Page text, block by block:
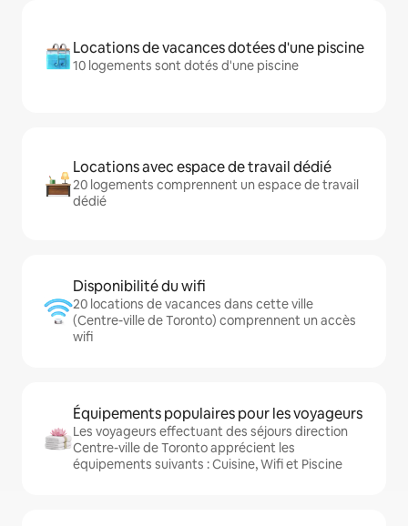
Locations de vacances dotées d'une piscine
10 logements sont dotés d'une piscine
Locations avec espace de travail dédié
20 logements comprennent un espace de travail
dédié
Disponibilité du wifi
20 locations de vacances dans cette ville
(Centre-ville de Toronto) comprennent un accès
wifi
Équipements populaires pour les voyageurs
Les voyageurs effectuant des séjours direction
Centre-ville de Toronto apprécient les
équipements suivants : Cuisine, Wifi et Piscine